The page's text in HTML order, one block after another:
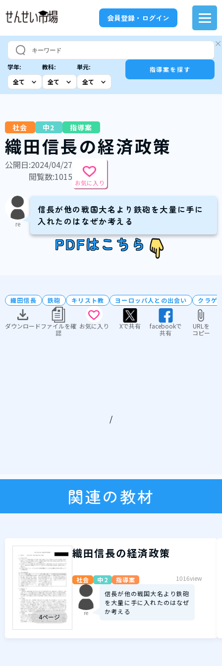
会員登録・ログイン
学年: 教科: 単元: 指導案を探す
社会 中2 指導案
織田信長の経済政策
公開日:2024/04/27
閲覧数:1015
お気に入り
re
信長が他の戦国大名より鉄砲を大量に手に
入れたのはなぜか考える
PDFはこちら
織田信長 鉄砲 キリスト教 ヨーロッパ人との出会い クラゲ
ダウンロードファイルを確
認
お気に入り Xで共有
facebookで
共有
URLを
コピー
/
関連の教材
4ページ
織田信長の経済政策
社会 中2 指導案 1016view
re
信長が他の戦国大名より鉄砲
を大量に手に入れたのはなぜ
か考える